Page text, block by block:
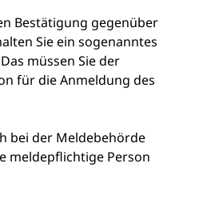
Bestätigung gegenüber
Sie ein sogenanntes
müssen Sie der
für die Anmeldung des
bei der Meldebehörde
meldepflichtige Person